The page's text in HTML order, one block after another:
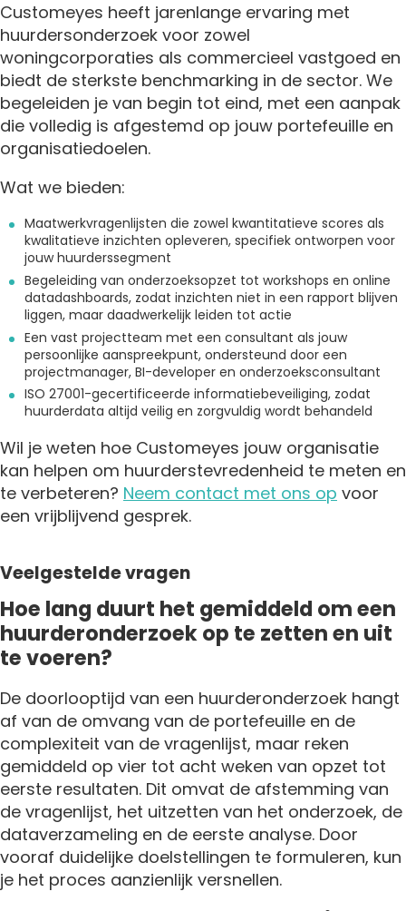
Customeyes heeft jarenlange ervaring met
huurdersonderzoek voor zowel
woningcorporaties als commercieel vastgoed en
biedt de sterkste benchmarking in de sector. We
begeleiden je van begin tot eind, met een aanpak
die volledig is afgestemd op jouw portefeuille en
organisatiedoelen.
Wat we bieden:
Maatwerkvragenlijsten die zowel kwantitatieve scores als
kwalitatieve inzichten opleveren, specifiek ontworpen voor
jouw huurderssegment
Begeleiding van onderzoeksopzet tot workshops en online
datadashboards, zodat inzichten niet in een rapport blijven
liggen, maar daadwerkelijk leiden tot actie
Een vast projectteam met een consultant als jouw
persoonlijke aanspreekpunt, ondersteund door een
projectmanager, BI-developer en onderzoeksconsultant
ISO 27001-gecertificeerde informatiebeveiliging, zodat
huurderdata altijd veilig en zorgvuldig wordt behandeld
Wil je weten hoe Customeyes jouw organisatie
kan helpen om huurderstevredenheid te meten en
te verbeteren? Neem contact met ons op voor
een vrijblijvend gesprek.
Veelgestelde vragen
Hoe lang duurt het gemiddeld om een
huurderonderzoek op te zetten en uit
te voeren?
De doorlooptijd van een huurderonderzoek hangt
af van de omvang van de portefeuille en de
complexiteit van de vragenlijst, maar reken
gemiddeld op vier tot acht weken van opzet tot
eerste resultaten. Dit omvat de afstemming van
de vragenlijst, het uitzetten van het onderzoek, de
dataverzameling en de eerste analyse. Door
vooraf duidelijke doelstellingen te formuleren, kun
je het proces aanzienlijk versnellen.